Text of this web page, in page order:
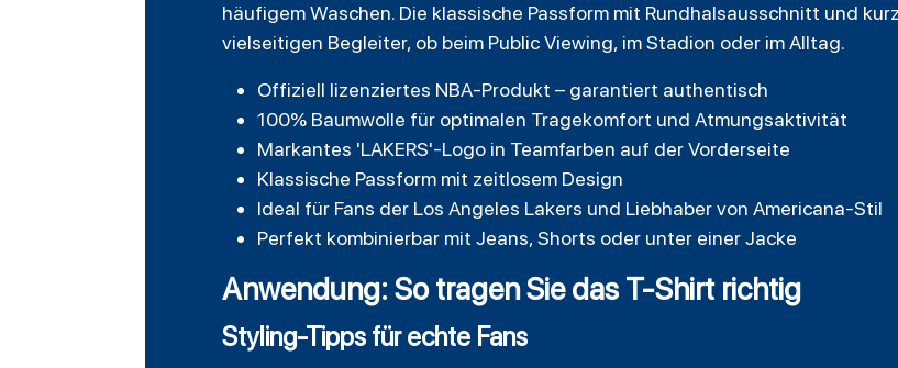
häufigem Waschen. Die klassische Passform mit Rundhalsausschnitt und
vielseitigen Begleiter, ob beim Public Viewing, im Stadion oder im Alltag.
Offiziell lizenziertes NBA-Produkt – garantiert authentisch
100% Baumwolle für optimalen Tragekomfort und Atmungsaktivität
Markantes 'LAKERS'-Logo in Teamfarben auf der Vorderseite
Klassische Passform mit zeitlosem Design
Ideal für Fans der Los Angeles Lakers und Liebhaber von Americana-Stil
Perfekt kombinierbar mit Jeans, Shorts oder unter einer Jacke
Anwendung: So tragen Sie das T-Shirt richtig
Styling-Tipps für echte Fans